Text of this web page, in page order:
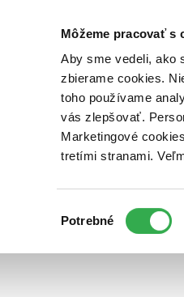
Môžeme pracovať s
Aby sme vedeli, ako
zbierame cookies.
toho používame
vás zlepšovať.
Marketingové
tretími stranami.
súhlasu
Potrebné
Poukážky